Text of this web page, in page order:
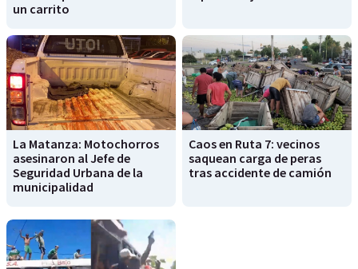
un carrito
La Matanza: Motochorros
asesinaron al Jefe de
Seguridad Urbana de la
municipalidad
Caos en Ruta 7: vecinos
saquean carga de peras
tras accidente de camión